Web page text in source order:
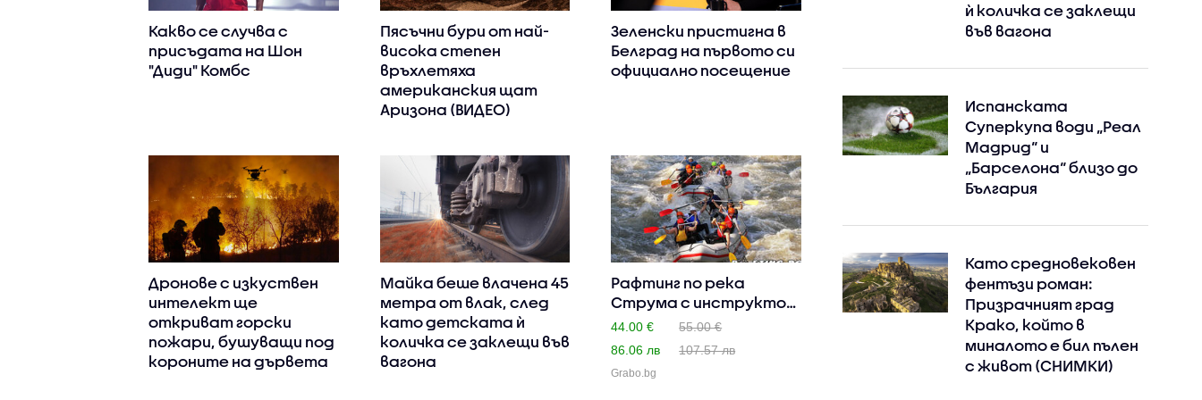
Какво се случва с
присъдата на Шон
"Диди" Комбс
Пясъчни бури от най-
висока степен
връхлетяха
американския щат
Аризона (ВИДЕО)
Зеленски пристигна в
Белград на първото си
официално посещение
Дронове с изкуствен
интелект ще
откриват горски
пожари, бушуващи под
короните на дървета
Майка беше влачена 45
метра от влак, след
като детската ѝ
количка се заклещи във
вагона
Рафтинг по река
Струма с инструктор
и екипир..
44.00 €
55.00 €
86.06 лв
107.57 лв
Grabo.bg
ѝ количка се заклещи
във вагона
Испанската
Суперкупа води „Реал
Мадрид“ и
„Барселона“ близо до
България
Като средновековен
фентъзи роман:
Призрачният град
Крако, който в
миналото е бил пълен
с живот (СНИМКИ)